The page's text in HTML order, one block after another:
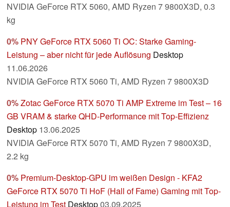
NVIDIA GeForce RTX 5060, AMD Ryzen 7 9800X3D, 0.3
kg
0% PNY GeForce RTX 5060 Ti OC: Starke Gaming-
Leistung – aber nicht für jede Auflösung Desktop
11.06.2026
NVIDIA GeForce RTX 5060 Ti, AMD Ryzen 7 9800X3D
0%Zotac GeForce RTX 5070 Ti AMP Extreme im Test – 16
GB VRAM & starke QHD-Performance mit Top-Effizienz
Desktop 13.06.2025
NVIDIA GeForce RTX 5070 Ti, AMD Ryzen 7 9800X3D,
2.2 kg
0% Premium-Desktop-GPU im weißen Design - KFA2
GeForce RTX 5070 Ti HoF (Hall of Fame) Gaming mit Top-
Leistung im Test Desktop03.09.2025